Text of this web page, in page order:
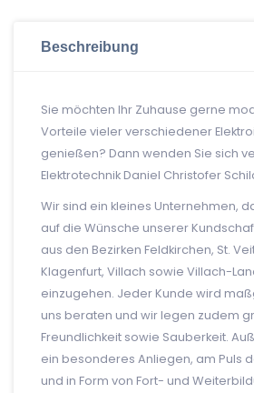
Beschreibung
Sie möchten Ihr Zuhause gerne
Vorteile vieler verschiedener
genießen? Dann wenden Sie sich
Elektrotechnik Daniel Christofer
Wir sind ein kleines Unternehmen,
auf die Wünsche unserer
aus den Bezirken Feldkirchen, St.
Klagenfurt, Villach sowie Villach-
einzugehen. Jeder Kunde wird
uns beraten und wir legen zudem
Freundlichkeit sowie Sauberkeit.
ein besonderes Anliegen, am Puls
und in Form von Fort- und